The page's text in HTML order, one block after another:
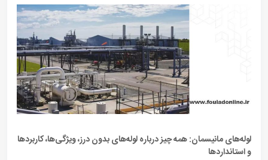
لوله‌های مانیسمان: همه چیز درباره لوله‌های بدون درز، ویژگی‌ها، کاربردها
و استانداردها